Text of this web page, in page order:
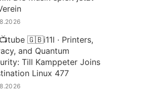
🇬🇧i11l · Printers,
and Quantum
Till Kamppeter Joins
Linux 477